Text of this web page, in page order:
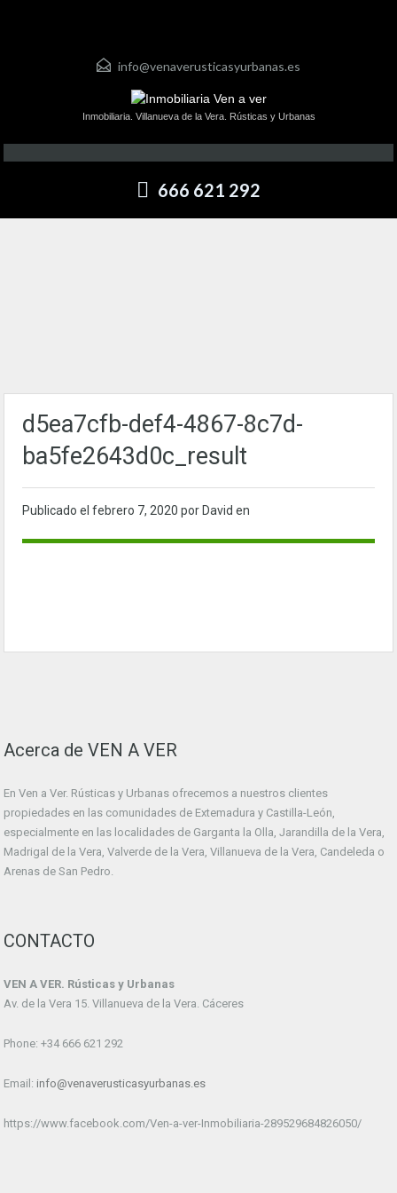
info@venaverusticasyurbanas.es
Inmobiliaria. Villanueva de la Vera. Rústicas y Urbanas
666 621 292
d5ea7cfb-def4-4867-8c7d-
ba5fe2643d0c_result
Publicado el febrero 7, 2020 por David en
Acerca de VEN A VER
En Ven a Ver. Rústicas y Urbanas ofrecemos a nuestros clientes
propiedades en las comunidades de Extemadura y Castilla-León,
especialmente en las localidades de Garganta la Olla, Jarandilla de la Vera,
Madrigal de la Vera, Valverde de la Vera, Villanueva de la Vera, Candeleda o
Arenas de San Pedro.
CONTACTO
VEN A VER. Rústicas y Urbanas
Av. de la Vera 15. Villanueva de la Vera. Cáceres
Phone: +34 666 621 292
Email: info@venaverusticasyurbanas.es
https://www.facebook.com/Ven-a-ver-Inmobiliaria-289529684826050/